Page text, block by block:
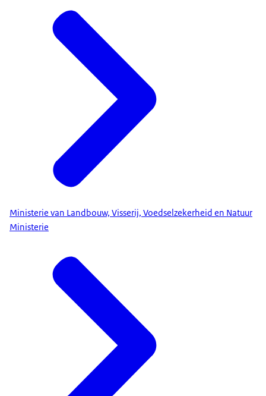
Ministerie van Landbouw, Visserij, Voedselzekerheid en Natuur
Ministerie